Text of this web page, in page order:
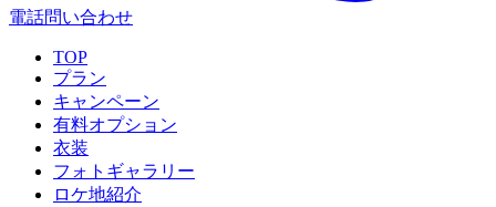
電話問い合わせ
TOP
プラン
キャンペーン
有料オプション
衣装
フォトギャラリー
ロケ地紹介